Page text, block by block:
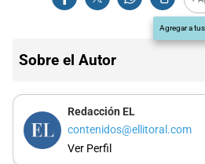
Agregar a
Sobre el Autor
Redacción EL
contenidos@ellitoral.com
Ver Perfil